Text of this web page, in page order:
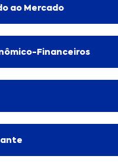
ao Mercado
Financeiros